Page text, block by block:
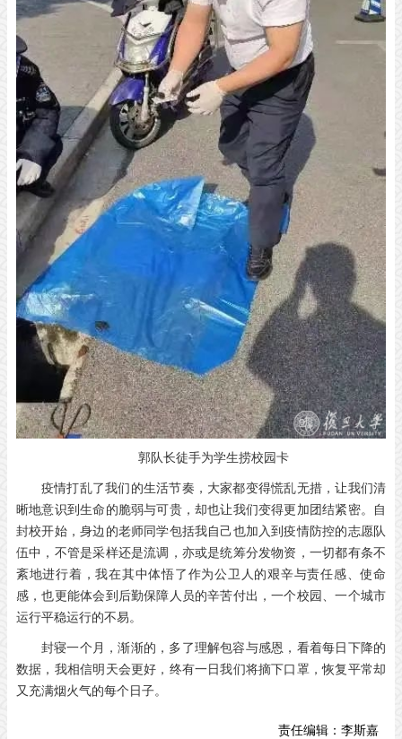
郭队长徒手为学生捞校园卡
疫情打乱了我们的生活节奏，大家都变得慌乱无措，让我们清
晰地意识到生命的脆弱与可贵，却也让我们变得更加团结紧密。自
封校开始，身边的老师同学包括我自己也加入到疫情防控的志愿队
伍中，不管是采样还是流调，亦或是统筹分发物资，一切都有条不
紊地进行着，我在其中体悟了作为公卫人的艰辛与责任感、使命
感，也更能体会到后勤保障人员的辛苦付出，一个校园、一个城市
运行平稳运行的不易。
封寝一个月，渐渐的，多了理解包容与感恩，看着每日下降的
数据，我相信明天会更好，终有一日我们将摘下口罩，恢复平常却
又充满烟火气的每个日子。
责任编辑： 李斯嘉